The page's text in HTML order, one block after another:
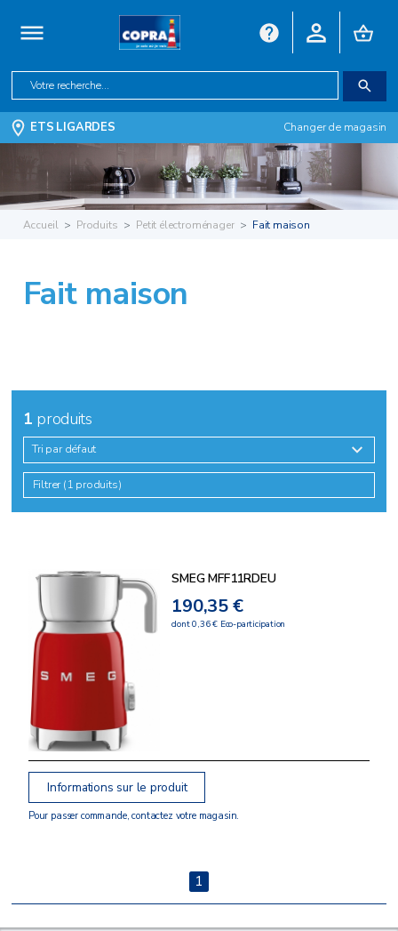
ETS LIGARDES Changer de magasin
Accueil Produits Petit électroménager Fait maison
Fait maison
1 produits
Tri par défaut
Filtrer (1 produits)
SMEG MFF11RDEU
190,35 €
dont 0,36 € Eco-participation
Informations sur le produit
Pour passer commande, contactez votre magasin.
1